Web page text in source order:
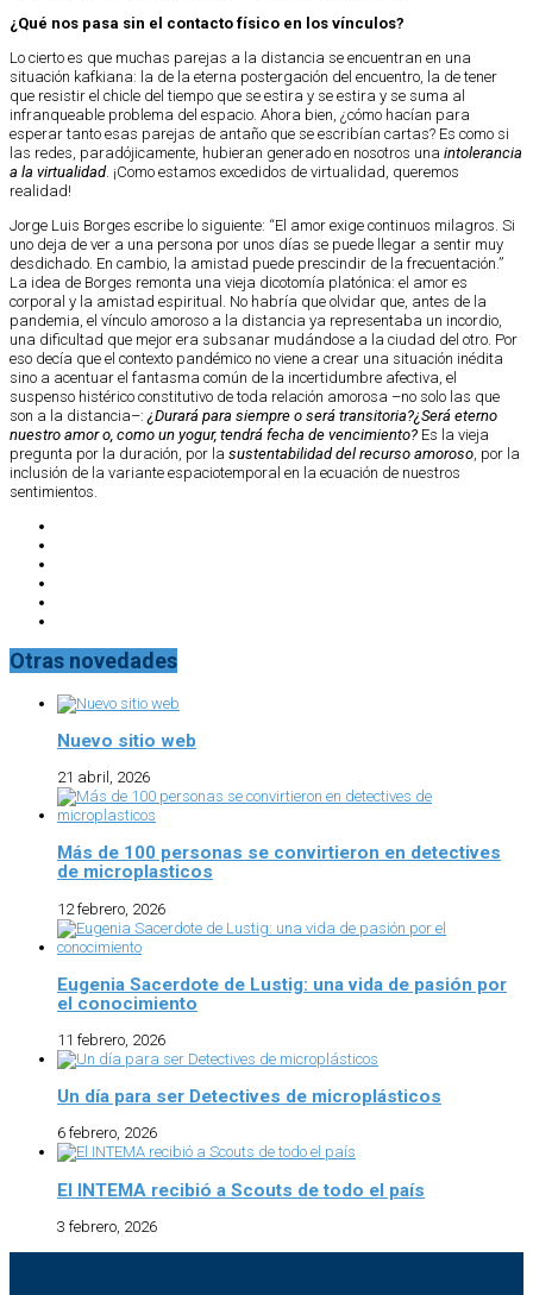
¿Qué nos pasa sin el contacto físico en los vínculos?
Lo cierto es que muchas parejas a la distancia se encuentran en una
situación kafkiana: la de la eterna postergación del encuentro, la de tener
que resistir el chicle del tiempo que se estira y se estira y se suma al
infranqueable problema del espacio. Ahora bien, ¿cómo hacían para
esperar tanto esas parejas de antaño que se escribían cartas? Es como si
las redes, paradójicamente, hubieran generado en nosotros una intolerancia
a la virtualidad. ¡Como estamos excedidos de virtualidad, queremos
realidad!
Jorge Luis Borges escribe lo siguiente: “El amor exige continuos milagros. Si
uno deja de ver a una persona por unos días se puede llegar a sentir muy
desdichado. En cambio, la amistad puede prescindir de la frecuentación.”
La idea de Borges remonta una vieja dicotomía platónica: el amor es
corporal y la amistad espiritual. No habría que olvidar que, antes de la
pandemia, el vínculo amoroso a la distancia ya representaba un incordio,
una dificultad que mejor era subsanar mudándose a la ciudad del otro. Por
eso decía que el contexto pandémico no viene a crear una situación inédita
sino a acentuar el fantasma común de la incertidumbre afectiva, el
suspenso histérico constitutivo de toda relación amorosa –no solo las que
son a la distancia–: ¿Durará para siempre o será transitoria?¿Será eterno
nuestro amor o, como un yogur, tendrá fecha de vencimiento? Es la vieja
pregunta por la duración, por la sustentabilidad del recurso amoroso, por la
inclusión de la variante espaciotemporal en la ecuación de nuestros
sentimientos.
Otras novedades
Nuevo sitio web
21 abril, 2026
Más de 100 personas se convirtieron en detectives
de microplasticos
12 febrero, 2026
Eugenia Sacerdote de Lustig: una vida de pasión por
el conocimiento
11 febrero, 2026
Un día para ser Detectives de microplásticos
6 febrero, 2026
El INTEMA recibió a Scouts de todo el país
3 febrero, 2026